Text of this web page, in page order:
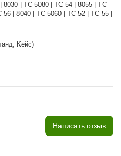
8030 | TC 5080 | TC 54 | 8055 | TC
56 | 8040 | TC 5060 | TC 52 | TC 55 |
Кейс)
Написать отзыв